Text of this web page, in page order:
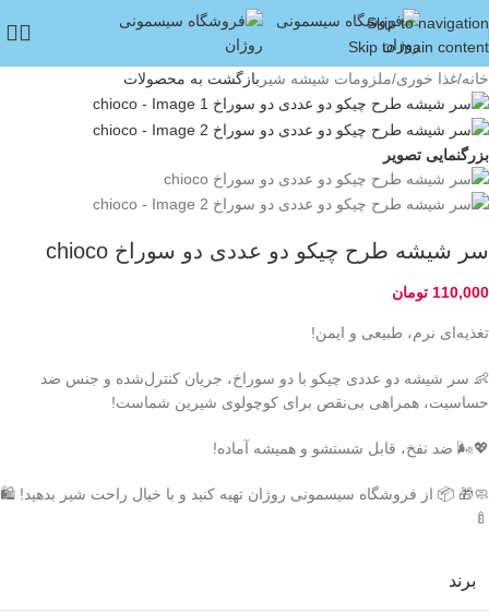
Skip to navigation
Skip to main content
خانه/غذا خوری/ملزومات شیشه شیر بازگشت به محصولات
بزرگنمایی تصویر
سر شیشه طرح چیکو دو عددی دو سوراخ chioco
110,000 تومان
تغذیه‌ای نرم، طبیعی و ایمن!
👶 سر شیشه دو عددی چیکو با دو سوراخ، جریان کنترل‌شده و جنس ضد
حساسیت، همراهی بی‌نقص برای کوچولوی شیرین شماست!
💖🌬️ ضد نفخ، قابل شستشو و همیشه آماده!
🧼🎁 📦 از فروشگاه سیسمونی روژان تهیه کنید و با خیال راحت شیر بدهید! 🛍️
🍼
برند